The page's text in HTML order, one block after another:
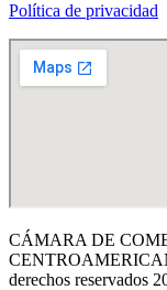
Política de privacidad
CÁMARA DE
derechos reservados